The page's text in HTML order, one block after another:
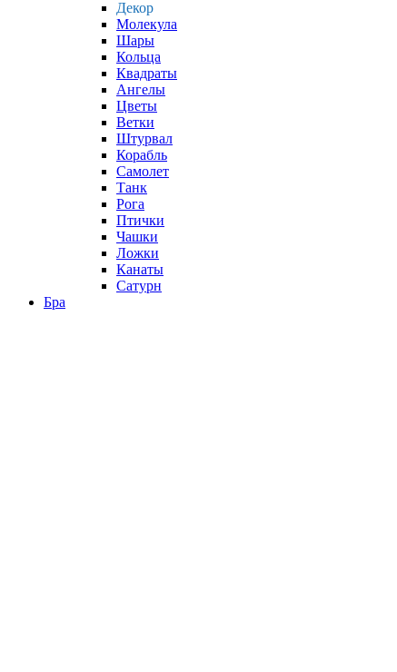
Декор
Молекула
Шары
Кольца
Квадраты
Ангелы
Цветы
Ветки
Штурвал
Корабль
Самолет
Танк
Рога
Птички
Чашки
Ложки
Канаты
Сатурн
Бра